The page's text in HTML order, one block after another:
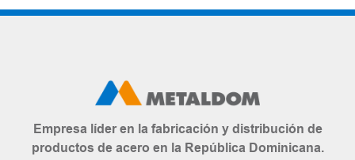
Empresa líder en la fabricación y distribución de
productos de acero en la República Dominicana.